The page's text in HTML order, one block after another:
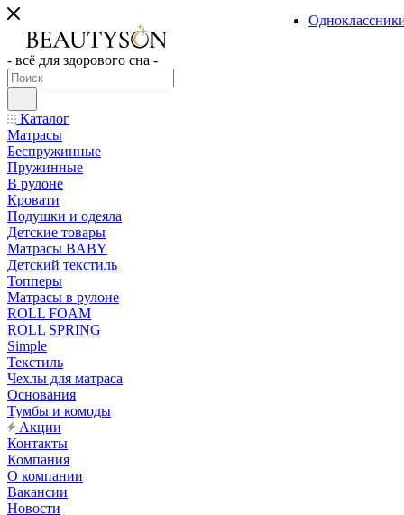
- всё для здорового сна -
Каталог
Матрасы
Беспружинные
Пружинные
В рулоне
Кровати
Подушки и одеяла
Детские товары
Матрасы BABY
Детский текстиль
Топперы
Матрасы в рулоне
ROLL FOAM
ROLL SPRING
Simple
Текстиль
Чехлы для матраса
Основания
Тумбы и комоды
Акции
Контакты
Компания
О компании
Вакансии
Новости